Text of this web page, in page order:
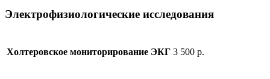
Электрофизиологические исследования
Холтеровское мониторирование ЭКГ 3 500 р.